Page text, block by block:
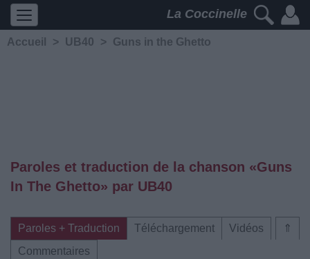
La Coccinelle
Accueil > UB40 > Guns in the Ghetto
Paroles et traduction de la chanson «Guns
In The Ghetto» par UB40
⇑
Paroles + Traduction Téléchargement
Vidéos
Commentaires